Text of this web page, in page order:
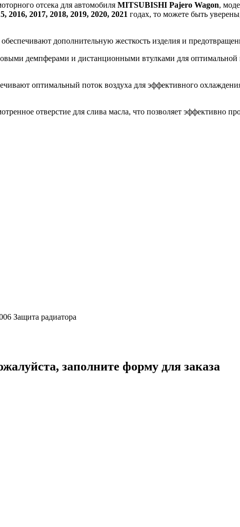
отсека для автомобиля MITSUBISHI Pajero Wagon,
2016, 2017, 2018, 2019, 2020, 2021 годах, то можете быть
дополнительную жесткость изделия и
демпферами и дистанционными втулками для оптимальной
оптимальный поток воздуха для эффективного
отверстие для слива масла, что позволяет эффективно
Защита радиатора
заполните форму для заказа